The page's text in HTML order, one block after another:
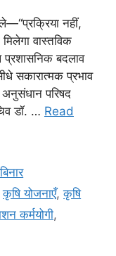
नहीं,
वास्तविक
प्रशासनिक बदलाव
सकारात्मक प्रभाव
परिषद
डॉ. … Read
कृषि योजनाएँ,कृषि
कर्मयोगी,